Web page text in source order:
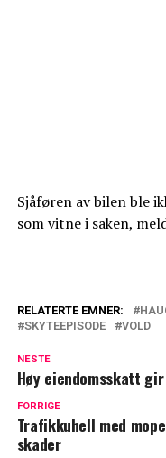
Sjåføren av bilen ble
som vitne i saken,
RELATERTE EMNER:
SKYTEEPISODE
VOLD
NESTE
Høy eiendomsskatt
FORRIGE
Trafikkuhell med
skader